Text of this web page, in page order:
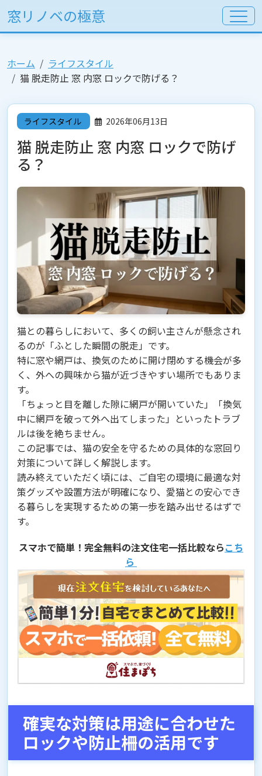
窓リノベの極意
ホーム
ライフスタイル
猫 脱走防止 窓 内窓 ロックで防げる？
ライフスタイル 2026年06月13日
猫 脱走防止 窓 内窓 ロックで防げ
る？
猫との暮らしにおいて、多くの飼い主さんが懸念され
るのが「ふとした瞬間の脱走」です。
特に窓や網戸は、換気のために開け閉めする機会が多
く、外への興味から猫が近づきやすい場所でもありま
す。
「ちょっと目を離した隙に網戸が開いていた」「換気
中に網戸を破って外へ出てしまった」といったトラブ
ルは後を絶ちません。
この記事では、猫の安全を守るための具体的な窓回り
対策について詳しく解説します。
読み終えていただく頃には、ご自宅の環境に最適な対
策グッズや設置方法が明確になり、愛猫との安心でき
る暮らしを実現するための第一歩を踏み出せるはずで
す。
スマホで簡単！完全無料の注文住宅一括比較ならこち
ら
確実な対策は用途に合わせた
ロックや防止柵の活用です